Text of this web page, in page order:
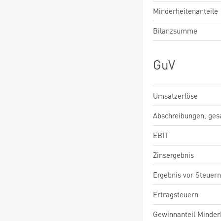
Minderheitenanteile
Bilanzsumme
GuV
Umsatzerlöse
Abschreibungen,
EBIT
Zinsergebnis
Ergebnis vor
Ertragsteuern
Gewinnanteil